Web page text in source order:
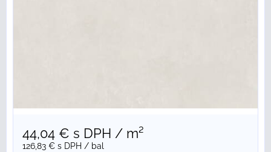
44,04 € s DPH / m²
126,83 € s DPH / bal